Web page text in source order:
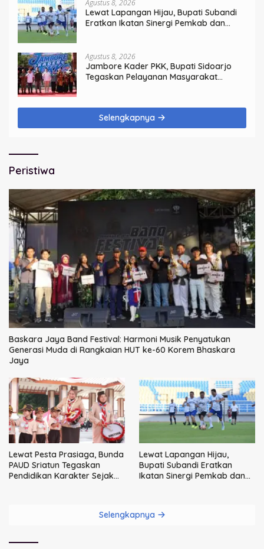
Agustus 8, 2026
Lewat Lapangan Hijau, Bupati Subandi
Eratkan Ikatan Sinergi Pemkab dan
Agustus 8, 2026
Jambore Kader PKK, Bupati Sidoarjo
Tegaskan Pelayanan Masyarakat
Selengkapnya
Peristiwa
Baskara Jaya Band Festival: Harmoni Musik Penyatukan
Generasi Muda di Rangkaian HUT ke-60 Korem Bhaskara
Jaya
Lewat Pesta Prasiaga, Bunda
PAUD Sriatun Tegaskan
Pendidikan Karakter Sejak
Lewat Lapangan Hijau,
Bupati Subandi Eratkan
Ikatan Sinergi Pemkab dan
Selengkapnya